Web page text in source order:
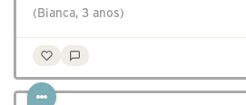
(Bianca, 3 anos)